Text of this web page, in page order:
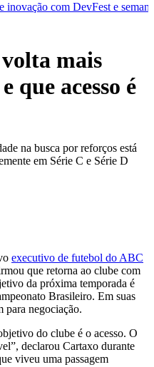
e semana de eventos
mais
que acesso é
na busca por reforços está
em Série C e Série D
executivo de futebol do ABC
que retorna ao clube com
da próxima temporada é
Brasileiro. Em suas
para negociação.
do clube é o acesso. O
declarou Cartaxo durante
viveu uma passagem